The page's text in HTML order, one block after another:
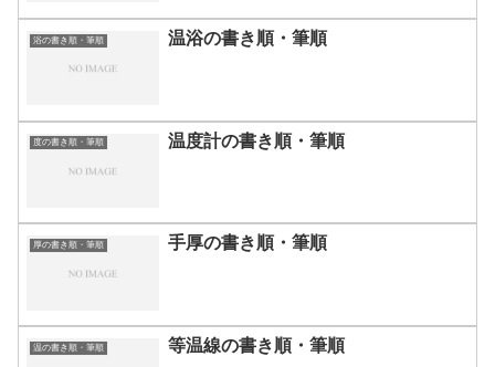
浴の書き順・筆順 温浴の書き順・筆順
度の書き順・筆順 温度計の書き順・筆順
厚の書き順・筆順 手厚の書き順・筆順
温の書き順・筆順 等温線の書き順・筆順